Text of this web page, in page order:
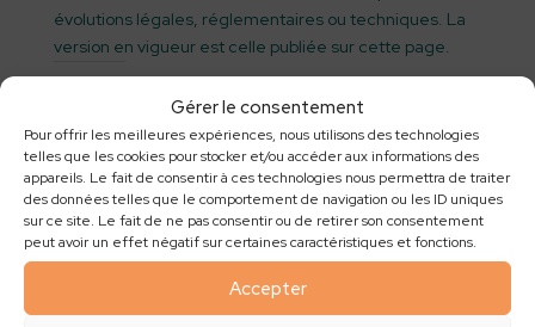
Gérer le consentement
Pour offrir les meilleures expériences, nous utilisons des technologies
telles que les cookies pour stocker et/ou accéder aux informations des
appareils. Le fait de consentir à ces technologies nous permettra de traiter
des données telles que le comportement de navigation ou les ID uniques
sur ce site. Le fait de ne pas consentir ou de retirer son consentement
peut avoir un effet négatif sur certaines caractéristiques et fonctions.
Accepter
évolutions légales, réglementaires ou techniques. La
version en vigueur est celle publiée sur cette page.
Inscription à la Newsletter
(obligatoire)
E-mail(obligatoire)